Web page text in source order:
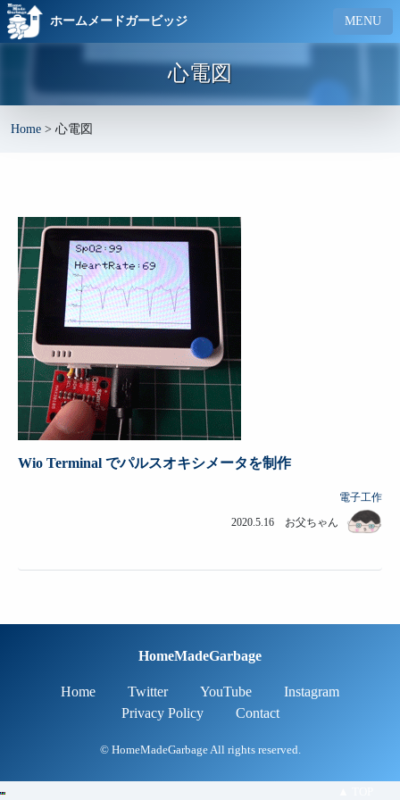
ホームメードガービッジ MENU
心電図
Home > 心電図
Wio Terminal でパルスオキシメータを制作
電子工作
2020.5.16 お父ちゃん
HomeMadeGarbage
Home Twitter YouTube
Instagram
Privacy Policy
Contact
© HomeMadeGarbage All rights reserved.